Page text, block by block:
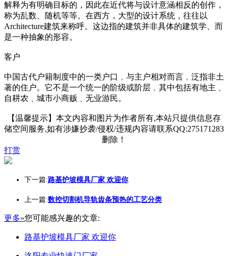
解释为有明确目标的，因此在近代将与设计意涵相反的创作，
称为乱数、随机等等。在西方，大型的设计系统，往往以
Architecture建筑来称呼。这边指的建筑并非具体的建筑学、而
是一种抽象的形容。
客户
中国古代户籍制度中的一类户口﹐与主户相对而言﹐泛指非土
著的住户。它不是一个统一的阶级或阶层﹐其中包括有地主﹑
自耕农﹑城市小商贩﹑无业游民。
【温馨提示】本文内容和图片为作者所有,本站只提供信息存
储空间服务,如有涉嫌抄袭/侵权/违规内容请联系QQ:275171283
删除！
打赏
下一篇:路基护坡模具厂家 欢迎你
上一篇:数控切割机导轨齿条预热的工艺分类
更多»您可能感兴趣的文章:
路基护坡模具厂家 欢迎你